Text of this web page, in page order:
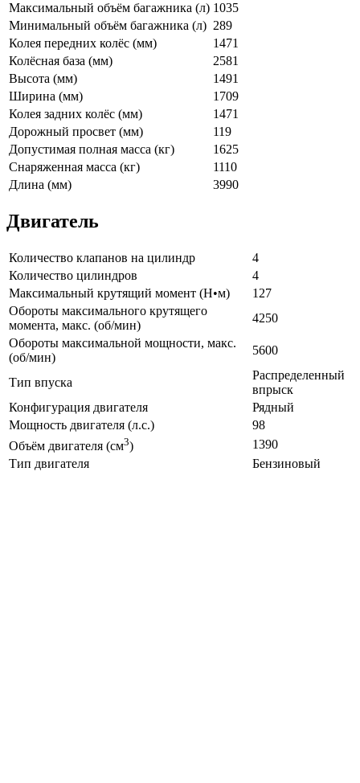
Максимальный объём багажника (л) 1035
Минимальный объём багажника (л) 289
Колея передних колёс (мм)
1471
Колёсная база (мм)
2581
Высота (мм)
1491
Ширина (мм)
1709
Колея задних колёс (мм)
1471
Дорожный просвет (мм)
119
Допустимая полная масса (кг)
1625
Снаряженная масса (кг)
1110
Длина (мм)
3990
Двигатель
Количество клапанов на цилиндр
4
Количество цилиндров
4
Максимальный крутящий момент (Н•м)
127
Обороты максимального крутящего
момента, макс. (об/мин)
4250
Обороты максимальной мощности, макс.
(об/мин)
5600
Тип впуска
Распределенный
впрыск
Конфигурация двигателя
Рядный
Мощность двигателя (л.с.)
98
Объём двигателя (см3)
1390
Тип двигателя
Бензиновый